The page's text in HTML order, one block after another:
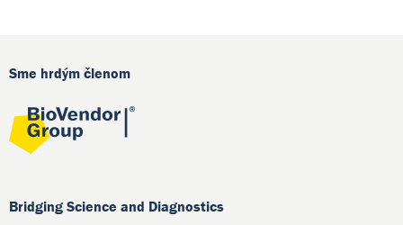
Sme hrdým členom
Bridging Science and Diagnostics